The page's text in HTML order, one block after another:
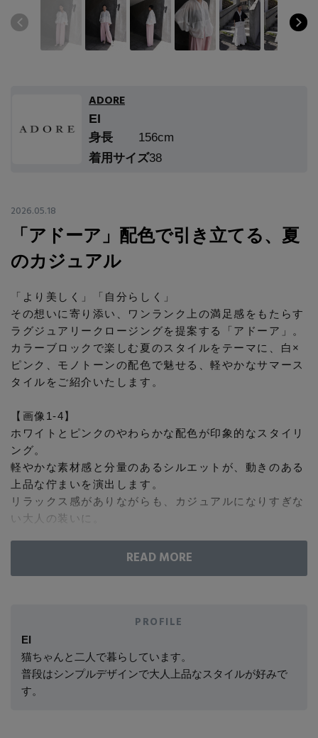
【リネン】涼しい夏素材
【レース】上品な透け感
【雨の日】急な雨対策グッズ
【ペプラム】トレンドシルエット
『ELLE』最新号掲載
【ジュエリー】シルバーでクールに
ウェア
ブラウス・シャツ
カットソー・Tシャツ
パンツ
ジャケット
ニット
すべてのシューズ
スニーカー
フラットシューズ
レインシューズ
ブーツ
すべてのバッグ・財布
トートバッグ
ハンドバッグ
財布・小物
クラッチバッグ
ボストンバッグ
ファッション小物
ストール・マフラー・ケープ
帽子・イヤーマフ
ヘアアクセサリー
スマートフォンケース・タブレットケース
アイウェア
ベルト
グローブ
レッグウェア
その他(傘・ハンカチ・時計など)
すべてのアクセサリー
ピアス・イヤリング
ネックレス
バングル・ブレスレット
リング
コサージュ・ブローチ
アンクレット
チャーム
ランジェリー
ランジェリー
インナー
スポーツ
すべてのスポーツ
ウェア
シューズ
バッグ・小物
水着・スイムウェア
CONTENTS
特集一覧
NEW IN BRAND
BRAND NEWS
HOT STYLE
メルマガ PICKUP
カスタマーサポート
お知らせ
ADORE
EI
身長
156cm
着用サイズ38
2026.05.18
「アドーア」配色で引き立てる、夏
のカジュアル
「より美しく」「自分らしく」
その想いに寄り添い、ワンランク上の満足感をもたらす
ラグジュアリークロージングを提案する「アドーア」。
カラーブロックで楽しむ夏のスタイルをテーマに、白×
ピンク、モノトーンの配色で魅せる、軽やかなサマース
タイルをご紹介いたします。
【画像1-4】
ホワイトとピンクのやわらかな配色が印象的なスタイリ
ング。
軽やかな素材感と分量のあるシルエットが、動きのある
上品な佇まいを演出します。
リラックス感がありながらも、カジュアルになりすぎな
い大人の装いに。
シンプルながらもカジュアルになりすぎず、大人らしく
着こなせる一着。
PROFILE
EI
猫ちゃんと二人で暮らしています。
普段はシンプルデザインで大人上品なスタイルが好みで
す。